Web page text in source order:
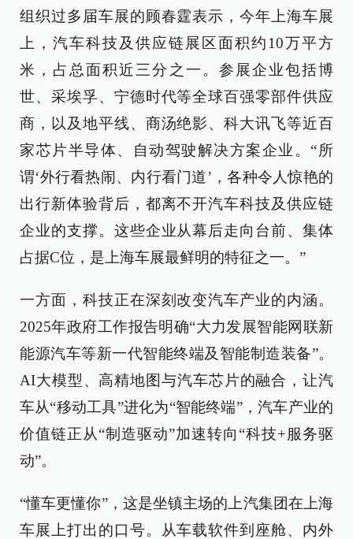
组织过多届车展的顾春霆表示，今年上海车展
上，汽车科技及供应链展区面积约10万平方
米，占总面积近三分之一。参展企业包括博
世、采埃孚、宁德时代等全球百强零部件供应
商，以及地平线、商汤绝影、科大讯飞等近百
家芯片半导体、自动驾驶解决方案企业。“所
谓‘外行看热闹、内行看门道’，各种令人惊艳的
出行新体验背后，都离不开汽车科技及供应链
企业的支撑。这些企业从幕后走向台前、集体
占据C位，是上海车展最鲜明的特征之一。”
一方面，科技正在深刻改变汽车产业的内涵。
2025年政府工作报告明确“大力发展智能网联新
能源汽车等新一代智能终端及智能制造装备”。
AI大模型、高精地图与汽车芯片的融合，让汽
车从“移动工具”进化为“智能终端”，汽车产业的
价值链正从“制造驱动”加速转向“科技+服务驱
动”。
“懂车更懂你”，这是坐镇主场的上汽集团在上海
车展上打出的口号。从车载软件到座舱、内外